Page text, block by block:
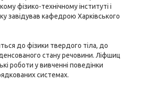
фізико-технічному інституті і
завідував кафедрою Харківського
до фізики твердого тіла, до
стану речовини. Ліфшиц
роботи у вивченні поведінки
системах.